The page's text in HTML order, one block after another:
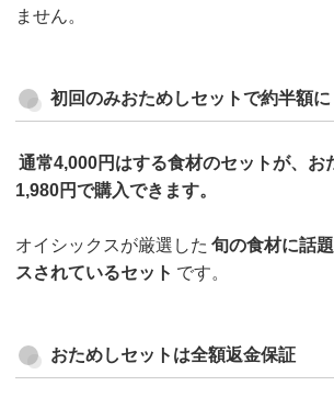
ません。
初回のみおためしセットで約半額に
通常4,000円はする食材のセットが、お
1,980円で購入できます。
オイシックスが厳選した 旬の食材に話
スされているセット です。
おためしセットは全額返金保証